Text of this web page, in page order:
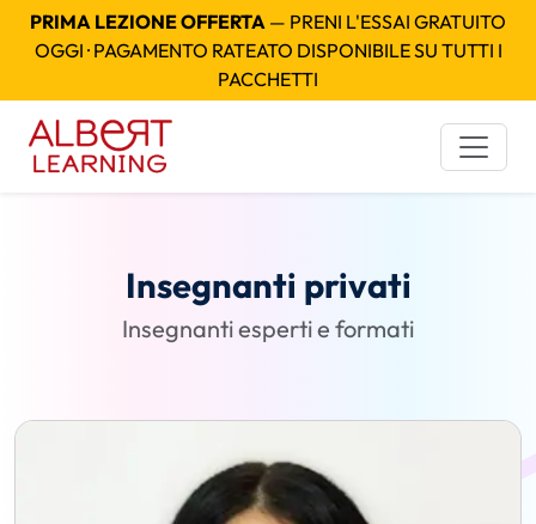
PRIMA LEZIONE OFFERTA — PRENI L'ESSAI GRATUITO
OGGI · PAGAMENTO RATEATO DISPONIBILE SU TUTTI I
PACCHETTI
Insegnanti privati
Insegnanti esperti e formati